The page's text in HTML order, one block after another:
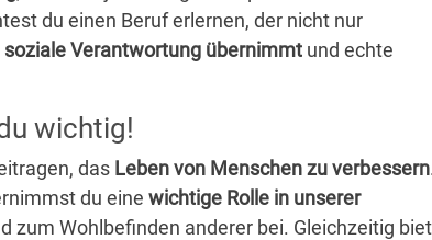
du einen Beruf erlernen, der nicht nur
soziale Verantwortung übernimmt und echte
wichtig!
das Leben von Menschen zu verbessern
du eine wichtige Rolle in unserer
zum Wohlbefinden anderer bei. Gleichzeitig